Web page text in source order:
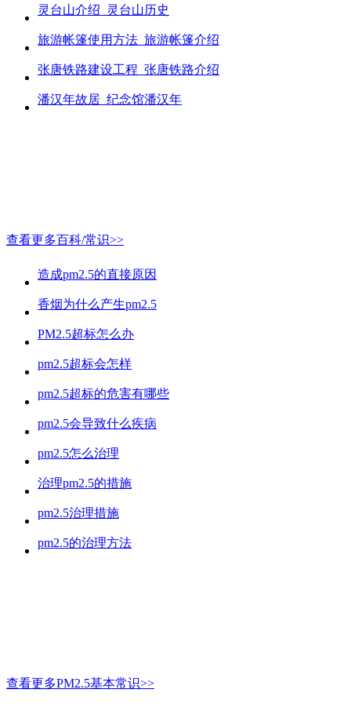
灵台山介绍_灵台山历史
旅游帐篷使用方法_旅游帐篷介绍
张唐铁路建设工程_张唐铁路介绍
潘汉年故居_纪念馆潘汉年
查看更多百科/常识>>
造成pm2.5的直接原因
香烟为什么产生pm2.5
PM2.5超标怎么办
pm2.5超标会怎样
pm2.5超标的危害有哪些
pm2.5会导致什么疾病
pm2.5怎么治理
治理pm2.5的措施
pm2.5治理措施
pm2.5的治理方法
查看更多PM2.5基本常识>>